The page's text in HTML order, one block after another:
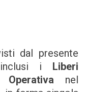
dal presente
inclusi i Liberi
Operativa nel